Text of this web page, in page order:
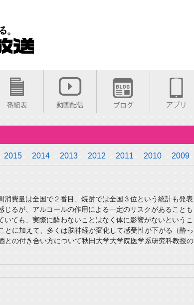
2015 2014 2013 2012 2011 2010 2009
費量は全国で２番目、焼酎では全国３位という統計も発表
るが、アルコールの作用による一定のリスクがあることも
ても、実際に酔わないことはなく体に影響がないというこ
に加えて、多くは脳神経が変化して感受性が下がる（酔っ
の付き合い方について秋田大学大学院医学系研究科教授の